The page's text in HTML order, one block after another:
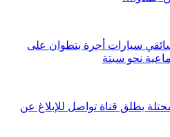
سيارات أجرة بتطوان على
نحو سبتة
يطلق قناة تواصل للإبلاغ عن